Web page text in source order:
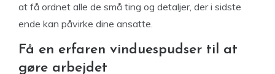
at få ordnet alle de små ting og detaljer, der i sidste
ende kan påvirke dine ansatte.
Få en erfaren vinduespudser til at
gøre arbejdet